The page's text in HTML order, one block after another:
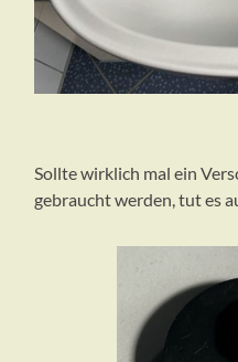
Sollte wirklich mal ein
gebraucht werden, tut es